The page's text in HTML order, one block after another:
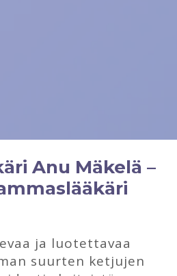
Anu Mäkelä –
ja luotettavaa
suurten ketjujen